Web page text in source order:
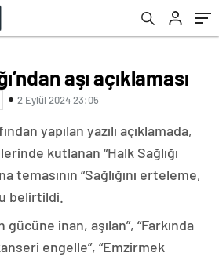
aşı açıklaması
2 Eylül 2024 23:05
yapılan yazılı açıklamada,
kutlanan “Halk Sağlığı
temasının “Sağlığını erteleme,
belirtildi.
gücüne inan, aşılan”, “Farkında
engelle”, “Emzirmek